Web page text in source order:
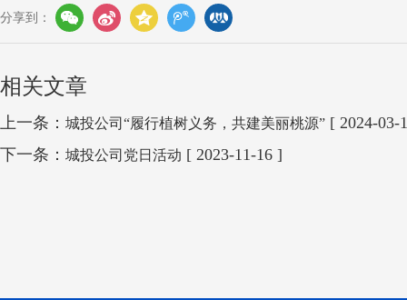
分享到：
相关文章
上一条： 城投公司“履行植树义务，共建美丽桃源” [ 2024-03-
下一条： 城投公司党日活动 [ 2023-11-16 ]